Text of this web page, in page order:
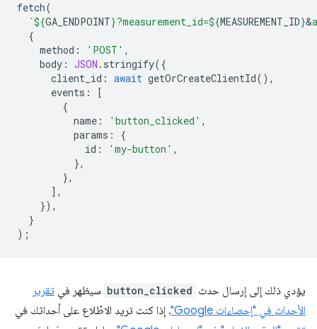
fetch(
`${GA_ENDPOINT}?measurement_id=${MEASUREMENT_ID}&
{
method : 'POST' ,
body : JSON . stringify({
client_id : await getOrCreateClientId(),
events :
[
{
name : 'button_clicked' ,
params :
{
id : 'my-button' ,
},
},
],
}),
}
);
يؤدي ذلك إلى إرسال حدث button_clicked سيظهر في تقرير
الأحداث في "إحصاءات Google"
. إذا كنت تريد الاطّلاع على أحداثك في